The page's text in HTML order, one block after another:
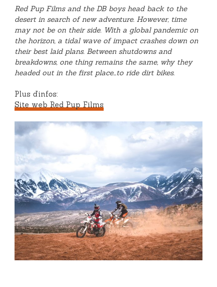
Red Pup Films and the DB boys head back to the
desert in search of new adventure. However, time
may not be on their side. With a global pandemic on
the horizon, a tidal wave of impact crashes down on
their best laid plans. Between shutdowns and
breakdowns, one thing remains the same, why they
headed out in the first place…to ride dirt bikes.
Plus d’infos:
Site web Red Pup Films